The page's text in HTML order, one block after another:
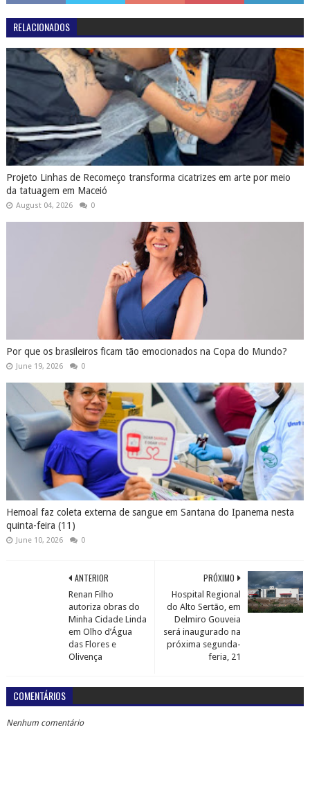
RELACIONADOS
Projeto Linhas de Recomeço transforma cicatrizes em arte por meio
da tatuagem em Maceió
August 04, 2026 0
Por que os brasileiros ficam tão emocionados na Copa do Mundo?
June 19, 2026 0
Hemoal faz coleta externa de sangue em Santana do Ipanema nesta
quinta-feira (11)
June 10, 2026 0
PRÓXIMO
Hospital Regional
do Alto Sertão, em
Delmiro Gouveia
será inaugurado na
próxima segunda-
feria, 21
ANTERIOR
Renan Filho
autoriza obras do
Minha Cidade Linda
em Olho d’Água
das Flores e
Olivença
COMENTÁRIOS
Nenhum comentário